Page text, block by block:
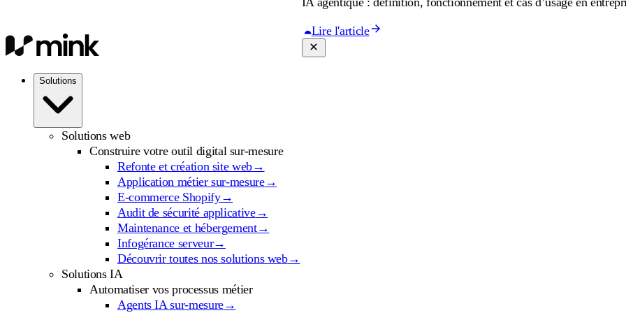
Lire l'article
Solutions
Solutions web
Construire votre outil digital sur-mesure
Refonte et création site web→
Application métier sur-mesure→
E-commerce Shopify→
Audit de sécurité applicative→
Maintenance et hébergement→
Infogérance serveur→
Découvrir toutes nos solutions web→
Solutions IA
Automatiser vos processus métier
Agents IA sur-mesure→